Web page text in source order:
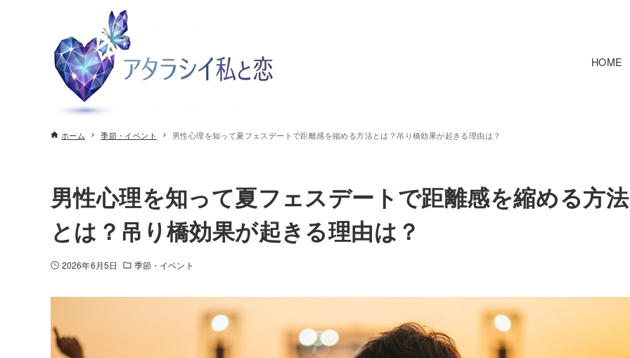
HOME
ホーム 季節・イベント 男性心理を知って夏フェスデートで距離感を縮める方法とは？吊り橋効果が起きる理由は？
男性心理を知って夏フェスデートで距離感を縮める方法
とは？吊り橋効果が起きる理由は？
2026年6月5日 季節・イベント